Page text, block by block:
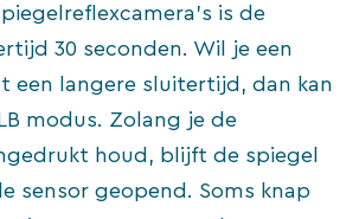
is de
30 seconden. Wil je een
een langere sluitertijd, dan kan
modus. Zolang je de
houd, blijft de spiegel
sensor geopend. Soms knap